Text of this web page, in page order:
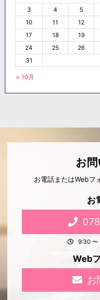
« 10月
3
4 5
10
11 12
17
18 19
24
25 26
31
お
お電話またはWebフ
お
9:30 〜
Web
お